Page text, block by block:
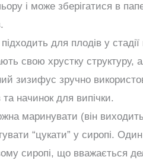
і може зберігатися в
для плодів у стадії
свою хрустку структуру,
зизифус зручно
та начинок для випічки.
маринувати (він
“цукати” у сиропі.
сиропі, що вважається